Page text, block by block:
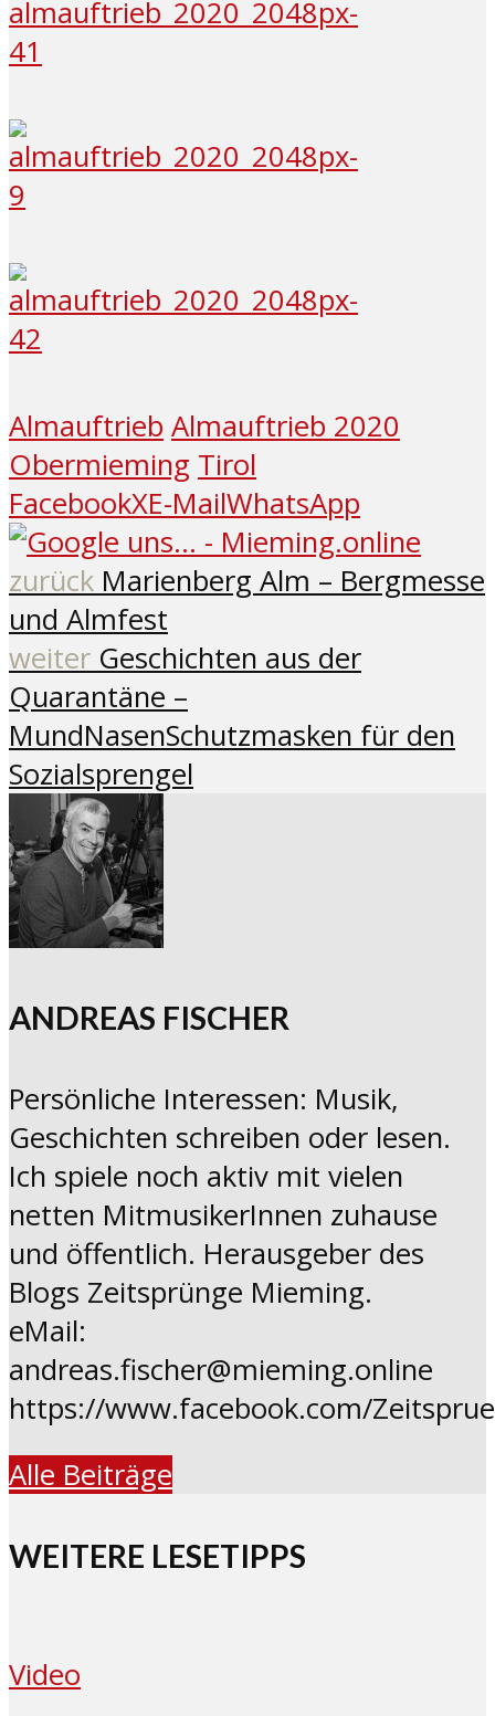
Almauftrieb Almauftrieb 2020
Obermieming Tirol
FacebookXE-MailWhatsApp
zurück Marienberg Alm – Bergmesse
und Almfest
weiter Geschichten aus der
Quarantäne –
MundNasenSchutzmasken für den
Sozialsprengel
ANDREAS FISCHER
Persönliche Interessen: Musik,
Geschichten schreiben oder lesen.
Ich spiele noch aktiv mit vielen
netten MitmusikerInnen zuhause
und öffentlich. Herausgeber des
Blogs Zeitsprünge Mieming.
eMail:
andreas.fischer@mieming.online
https://www.facebook.com/
Alle Beiträge
WEITERE LESETIPPS
Video